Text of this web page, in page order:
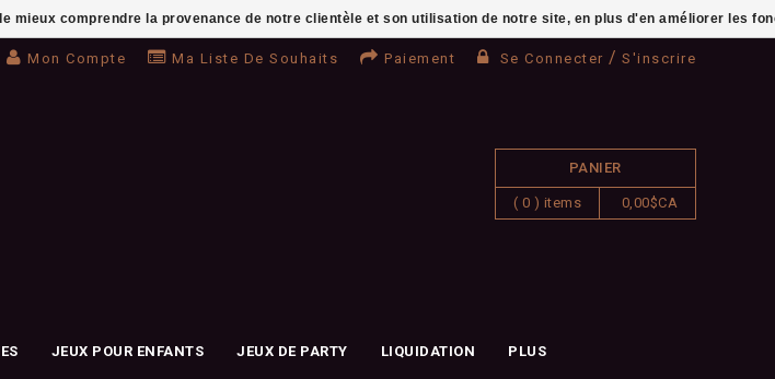
Mon Compte Ma Liste De Souhaits Paiement Se Connecter / S'inscrire
PANIER
( 0 ) items 0,00$CA
JEUX POUR ENFANTS JEUX DE PARTY LIQUIDATION PLUS
comprendre la provenance de notre clientèle et son utilisation de notre site, en plus d'en améliorer les